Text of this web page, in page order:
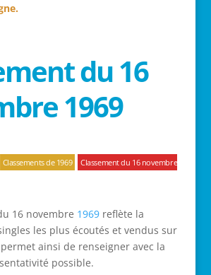
du 16
1969
Classements de 1969
Classement du 16 novembre
16 novembre 1969reflète la
les plus écoutés et vendus sur
ainsi de renseigner avec la
possible.